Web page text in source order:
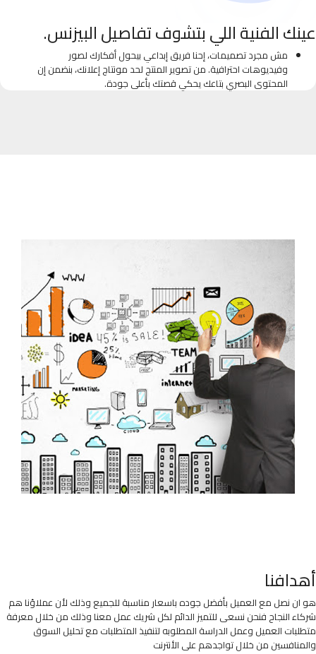
عينك الفنية اللي بتشوف تفاصيل البيزنس.
مش مجرد تصميمات، إحنا فريق إبداعي بيحول أفكارك لصور
وفيديوهات احترافية. من تصوير المنتج لحد مونتاج إعلانك، بنضمن إن
المحتوى البصري بتاعك يحكي قصتك بأعلى جودة.
أهدافنا
هو ان نصل مع العميل بأفضل جوده باسعار مناسبة للجميع وذلك لأن عملاؤنا هم
شركاء النجاح فنحن نسعى للتميز الدائم لكل شريك عمل معنا وذلك من خلال معرفة
متطلبات العميل وعمل الدراسة المطلوبه لتنفيذ المتطلبات مع تحليل السوق
والمنافسين من خلال تواجدهم على الأنترنت